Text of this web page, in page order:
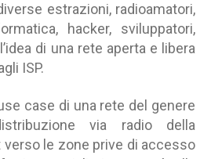
estrazioni, radioamatori,
hacker, sviluppatori,
di una rete aperta e libera
ISP.
case di una rete del genere
via radio della
le zone prive di accesso